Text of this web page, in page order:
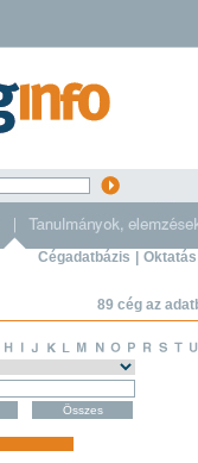
Cégadatbázis Oktatás
89 cég az